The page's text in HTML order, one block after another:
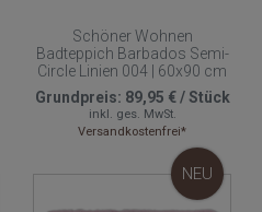
Schöner Wohnen
Badteppich Barbados Semi-
Circle Linien 004 | 60x90 cm
Grundpreis: 89,95 €/Stück
inkl. ges. MwSt.
Versandkostenfrei*
NEU